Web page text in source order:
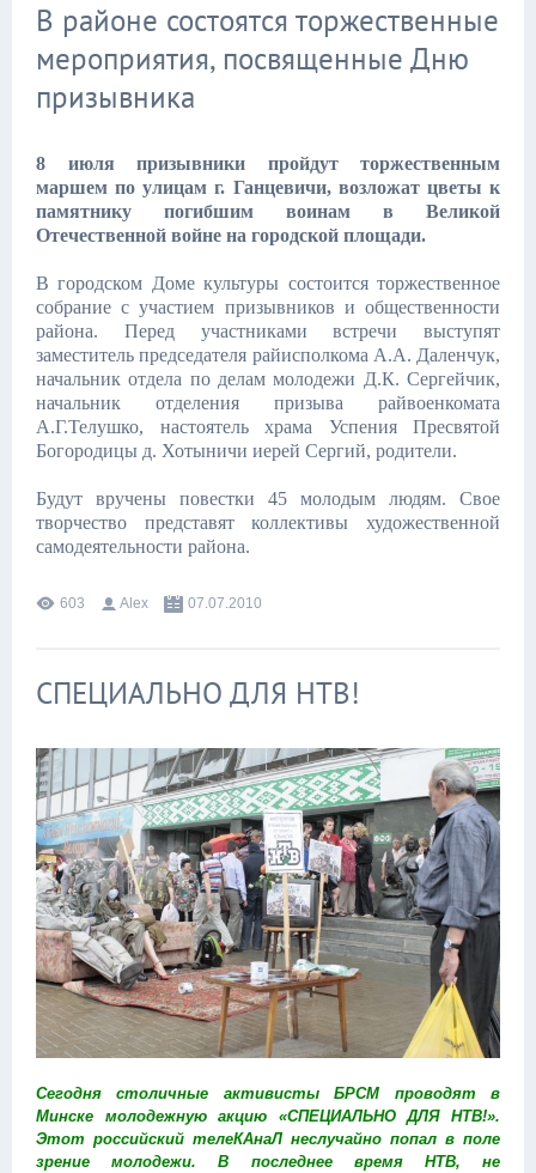
В районе состоятся торжественные
мероприятия, посвященные Дню
призывника
8 июля призывники пройдут торжественным
маршем по улицам г. Ганцевичи, возложат цветы к
памятнику погибшим воинам в Великой
Отечественной войне на городской площади.
В городском Доме культуры состоится торжественное
собрание с участием призывников и общественности
района. Перед участниками встречи выступят
заместитель председателя райисполкома А.А. Даленчук,
начальник отдела по делам молодежи Д.К. Сергейчик,
начальник отделения призыва райвоенкомата
А.Г.Телушко, настоятель храма Успения Пресвятой
Богородицы д. Хотыничи иерей Сергий, родители.
Будут вручены повестки 45 молодым людям. Свое
творчество представят коллективы художественной
самодеятельности района.
603 Alex 07.07.2010
СПЕЦИАЛЬНО ДЛЯ НТВ!
Сегодня столичные активисты БРСМ проводят в
Минске молодежную акцию «СПЕЦИАЛЬНО ДЛЯ НТВ!».
Этот российский телеКАнаЛ неслучайно попал в поле
зрение молодежи. В последнее время НТВ, не